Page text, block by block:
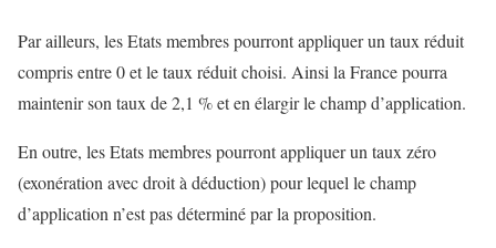
Par ailleurs, les Etats membres pourront appliquer un taux réduit
compris entre 0 et le taux réduit choisi. Ainsi la France pourra
maintenir son taux de 2,1 % et en élargir le champ d’application.
En outre, les Etats membres pourront appliquer un taux zéro
(exonération avec droit à déduction) pour lequel le champ
d’application n’est pas déterminé par la proposition.